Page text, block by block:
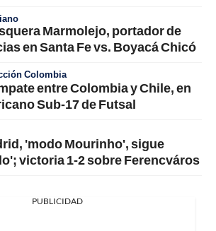
Marmolejo, portador de
en Santa Fe vs. Boyacá Chicó
Colombia
entre Colombia y Chile, en
Sub-17 de Futsal
'modo Mourinho', sigue
victoria 1-2 sobre Ferencváros
PUBLICIDAD